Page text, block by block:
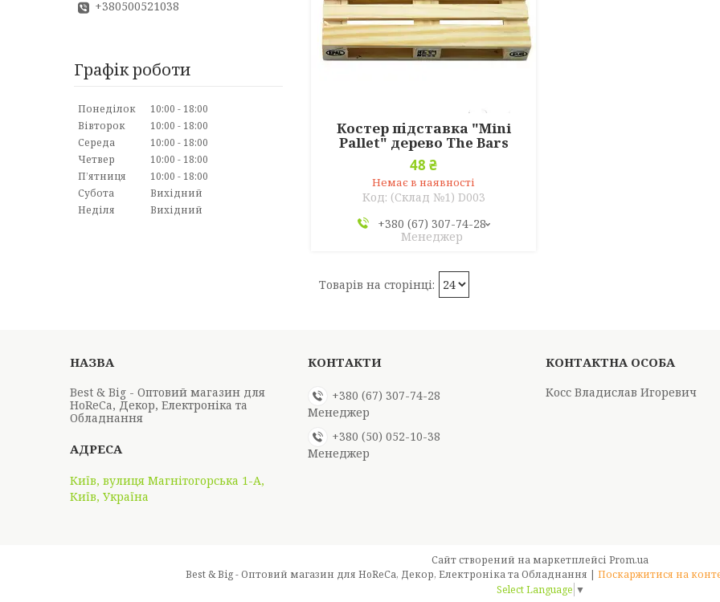
Костер підставка "Mini
Pallet" дерево The Bars
48 ₴
Немає в наявності
(Склад №1) D003
+380 (67) 307-74-28
Менеджер
+380500521038
Графік роботи
Понеділок 10:00
18:00
Вівторок
10:00
18:00
Середа
10:00
18:00
Четвер
10:00
18:00
Пʼятниця
10:00
18:00
Субота
Вихідний
Неділя
Вихідний
Best & Big - Оптовий магазин для
HoReCa, Декор, Електроніка та
Обладнання
Київ, вулиця Магнітогорська 1-А,
Київ, Україна
+380 (67) 307-74-28
Менеджер
+380 (50) 052-10-38
Менеджер
Косс Владислав Игоревич
Сайт створений на маркетплейсі Prom.ua
Best & Big - Оптовий магазин для HoReCa, Декор, Електроніка та Обладнання | Поскаржитися на
Select Language ▼